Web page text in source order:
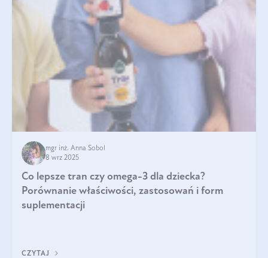
mgr inż. Anna Sobol
8 wrz 2025
Co lepsze tran czy omega-3 dla dziecka?
Porównanie właściwości, zastosowań i form
suplementacji
CZYTAJ